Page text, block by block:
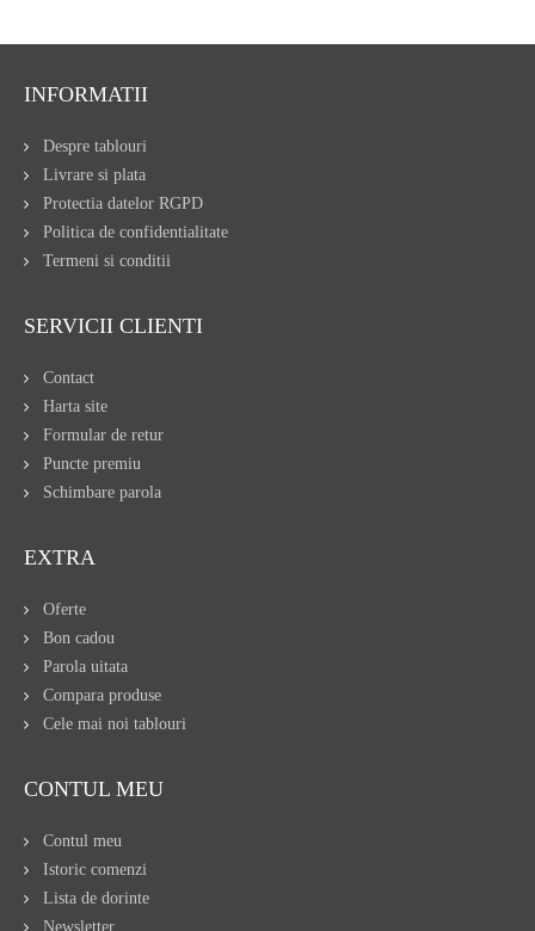
INFORMATII
Despre tablouri
Livrare si plata
Protectia datelor RGPD
Politica de confidentialitate
Termeni si conditii
SERVICII CLIENTI
Contact
Harta site
Formular de retur
Puncte premiu
Schimbare parola
EXTRA
Oferte
Bon cadou
Parola uitata
Compara produse
Cele mai noi tablouri
CONTUL MEU
Contul meu
Istoric comenzi
Lista de dorinte
Newsletter